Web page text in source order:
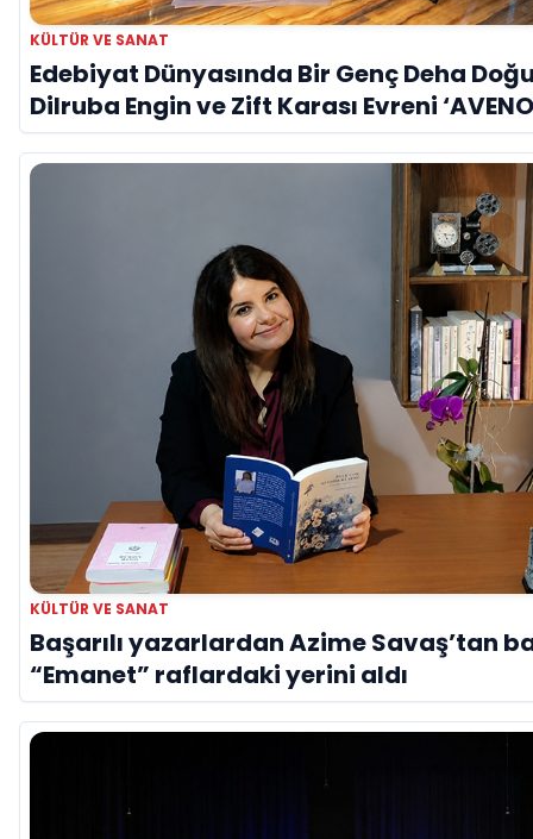
KÜLTÜR VE SANAT
Edebiyat Dünyasında Bir Genç Deha
Dilruba Engin ve Zift Karası Evreni
KÜLTÜR VE SANAT
Başarılı yazarlardan Azime Savaş’tan
“Emanet” raflardaki yerini aldı